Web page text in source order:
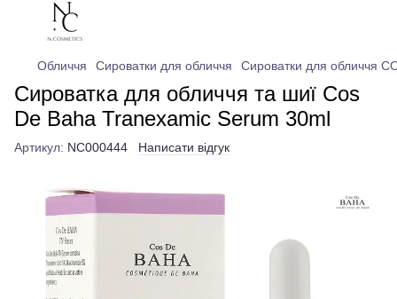
Обличчя Сироватки для обличчя Сироватки для обличчя
Сироватка для обличчя та шиї Cos
De Baha Tranexamic Serum 30ml
Артикул: NC000444 Написати відгук